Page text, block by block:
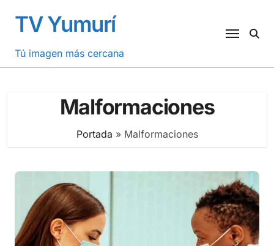
contenido
TV Yumurí
Tú imagen más cercana
Malformaciones
Portada » Malformaciones